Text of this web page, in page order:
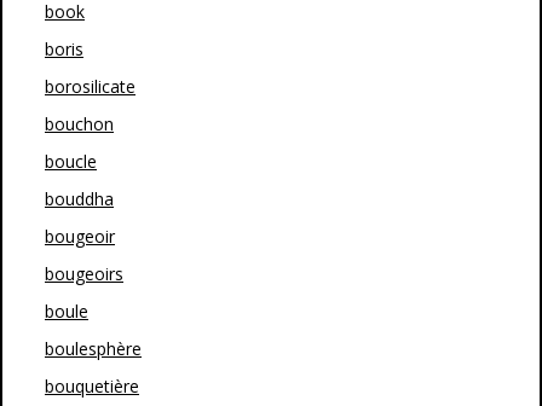
book
boris
borosilicate
bouchon
boucle
bouddha
bougeoir
bougeoirs
boule
boulesphère
bouquetière